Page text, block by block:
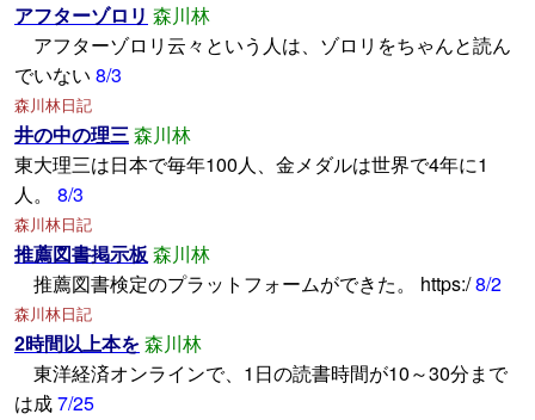
アフターゾロリ 森川林
アフターゾロリ云々という人は、ゾロリをちゃんと読ん
でいない 8/3
森川林日記
井の中の理三森川林
東大理三は日本で毎年100人、金メダルは世界で4年に1
人。 8/3
森川林日記
推薦図書掲示板森川林
推薦図書検定のプラットフォームができた。 https:/8/2
森川林日記
2時間以上本を森川林
東洋経済オンラインで、1日の読書時間が10～30分まで
は成7/25